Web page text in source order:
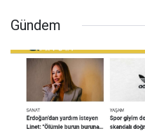
Gündem